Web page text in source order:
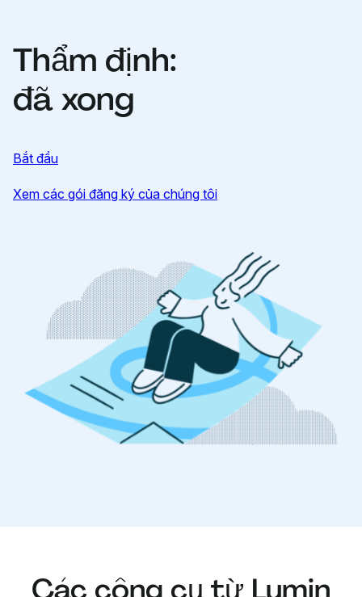
Thẩm định:
đã xong
Bắt đầu
Xem các gói đăng ký của chúng tôi